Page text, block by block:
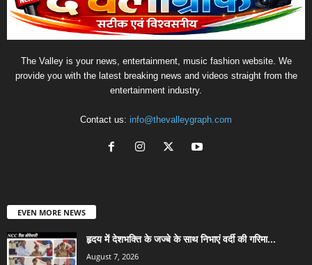
The Valley is your news, entertainment, music fashion website. We
provide you with the latest breaking news and videos straight from the
entertainment industry.
Contact us: info@thevalleygraph.com
EVEN MORE NEWS
हृदय में देशभक्ति के जज्बे के साथ निभाएं वर्दी की गरिमा...
August 7, 2026